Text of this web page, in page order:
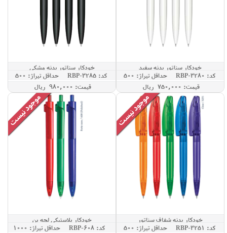
خودکار سناتور بدنه سفید
کد: RBP-3280
حداقل تيراژ: 500
قيمت: 750,000 ريال
خودکار سناتور بدنه مشکی
کد: RBP-3285
حداقل تيراژ: 500
قيمت: 980,000 ريال
خودکار بدنه شفاف سناتور
کد: RBP-3251
حداقل تيراژ: 500
خودکار پلاستیکی لچه پن
کد: RBP-608
حداقل تيراژ: 1000